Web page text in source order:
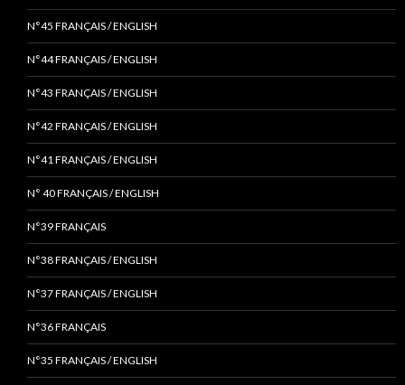
N°45 FRANÇAIS / ENGLISH
N°44 FRANÇAIS / ENGLISH
N°43 FRANÇAIS / ENGLISH
N°42 FRANÇAIS / ENGLISH
N°41 FRANÇAIS / ENGLISH
N° 40 FRANÇAIS / ENGLISH
N°39 FRANÇAIS
N°38 FRANÇAIS / ENGLISH
N°37 FRANÇAIS / ENGLISH
N°36 FRANÇAIS
N°35 FRANÇAIS / ENGLISH